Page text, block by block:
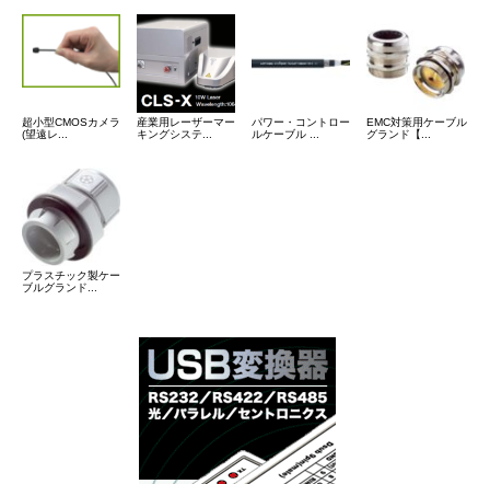
超小型CMOSカメラ
(望遠レ...
産業用レーザーマー
キングシステ...
パワー・コントロー
ルケーブル ...
EMC対策用ケーブル
グランド【...
プラスチック製ケー
ブルグランド...